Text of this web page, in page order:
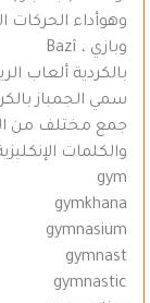
وهوأداء الحركات
وبازي ، Bazî
بالكردية ألعاب
سمي الجمباز
جمع مختلف من
والكلمات
gym
gymkhana
gymnasium
gymnast
gymnastic